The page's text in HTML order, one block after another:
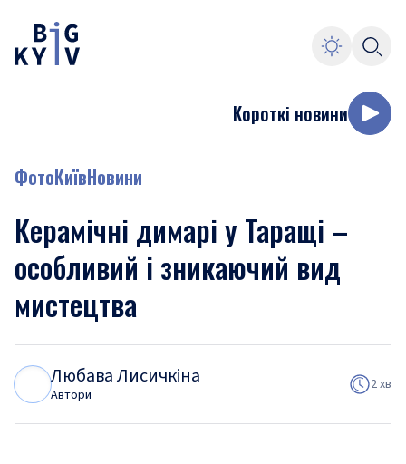
Короткі новини
ФотоКиївНовини
Керамічні димарі у Таращі –
особливий і зникаючий вид
мистецтва
Любава Лисичкіна
Автори
2 хв